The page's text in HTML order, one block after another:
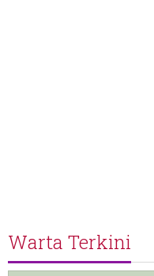
Warta Terkini